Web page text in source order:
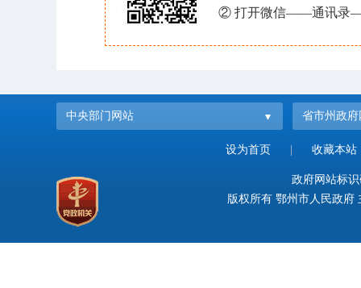
② 打开微信——通讯录
中央部门网站 省市州政府
设为首页 收藏本站
政府网站标
版权所有 鄂州市人民政府